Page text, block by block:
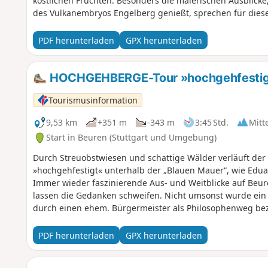
des Vulkanembryos Engelberg genießt, sprechen für
Fotomotive sind die Burg Teck, der Beurener Fels, die
Sicht sogar die drei Kaiserberge. Familien finden vor
Hochlandrindern ihren Gefallen, die auf wechselnder
Freilichtmuseum beheimatet sind. Wer beim Wandern
sollte den Hochge(h)nuss dieser Tour nicht missen.
PDF herunterladen GPX herunterladen
HOCHGEHBERGE-Tour
Tourismusinformation
9,53 km
+351 m -343 m 3:45 Std.
Start in Beuren (Stuttgart und Umgebung)
Durch Streuobstwiesen und schattige Wälder verläuft
»hochgehfestigt« unterhalb der „Blauen Mauer“, wie
Immer wieder faszinierende Aus- und Weitblicke auf
lassen die Gedanken schweifen. Nicht umsonst wurde
durch einen ehem. Bürgermeister als Philosophenweg
sogenanntes „Bankbuch“ (ähnlich einem Gipfelbuch)
am malerischen Tobelweiher vorbei, durch
Blumenwiesen zum Vulkanembryo Hohbölle (längst
PDF herunterladen GPX herunterladen